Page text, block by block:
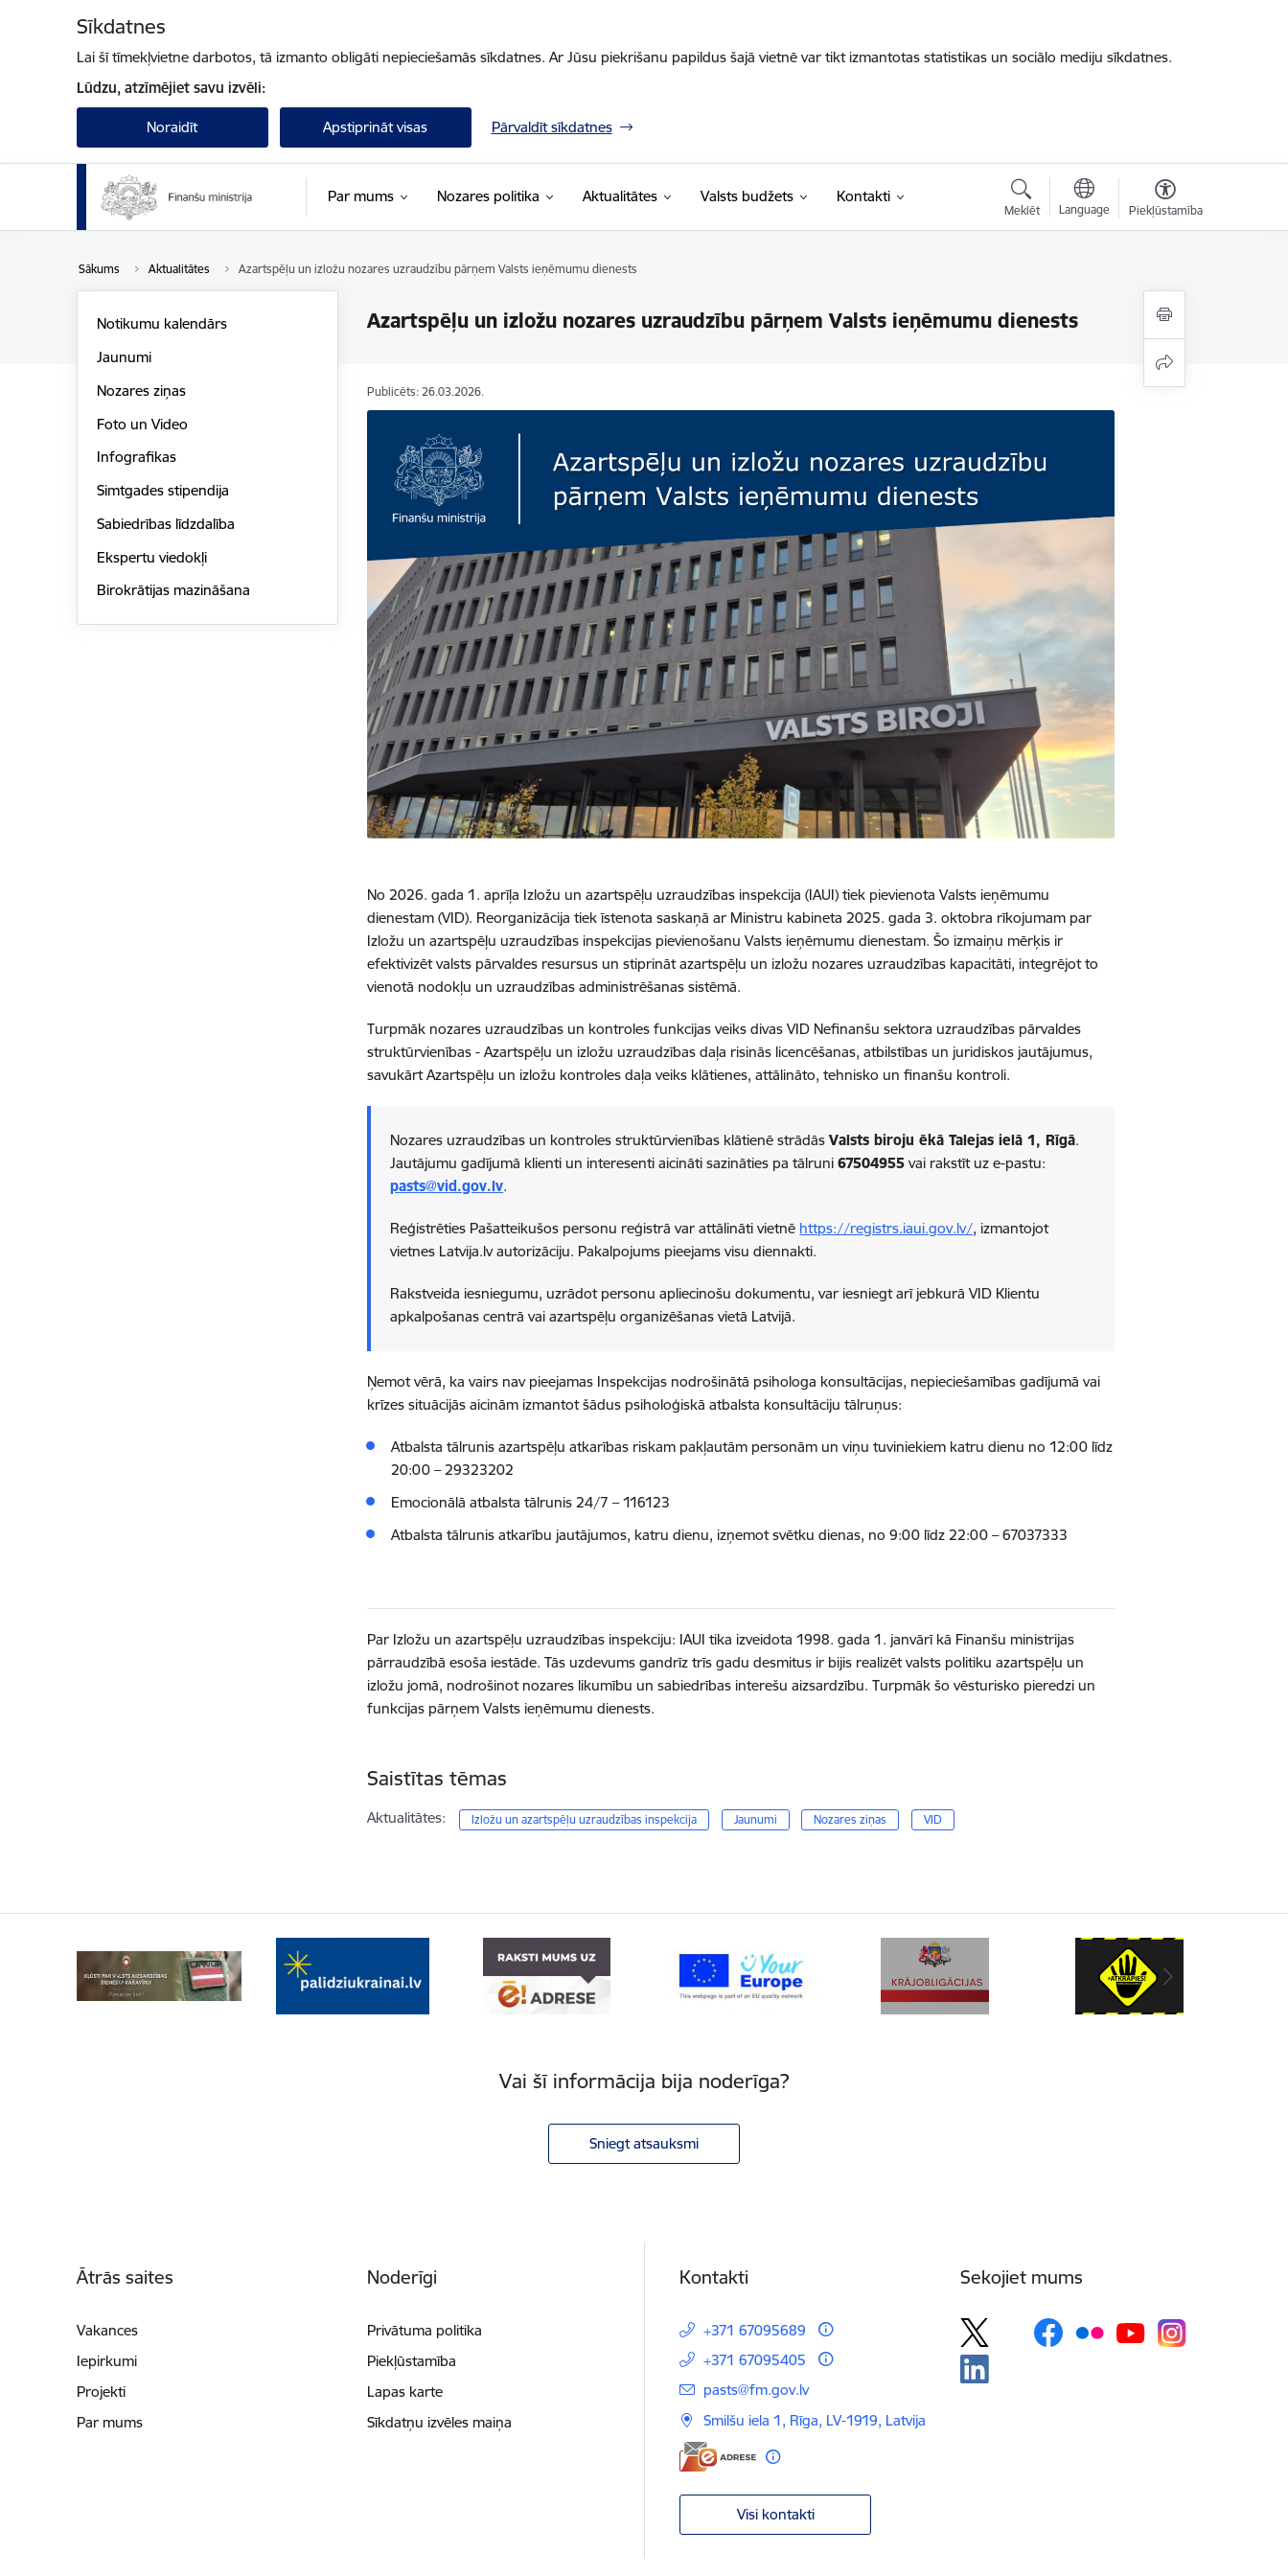
Sīkdatnes
Lai šī tīmekļvietne darbotos, tā izmanto obligāti nepieciešamās sīkdatnes. Ar Jūsu piekrišanu papildus šajā vietnē var tikt izmantotas statistikas un sociālo mediju sīkdatnes.
Lūdzu, atzīmējiet savu izvēli:
Noraidīt Apstiprināt visas Pārvaldīt sīkdatnes
Par mums Nozares politika Aktualitātes Valsts budžets Kontakti
Meklēt Language Piekļūstamība
Sākums Aktualitātes Azartspēļu un izložu nozares uzraudzību pārņem Valsts ieņēmumu dienests
Azartspēļu un izložu nozares uzraudzību pārņem Valsts ieņēmumu dienests
Notikumu kalendārs
Jaunumi
Nozares ziņas
Foto un Video
Infografikas
Simtgades stipendija
Sabiedrības līdzdalība
Ekspertu viedokļi
Birokrātijas mazināšana
Publicēts: 26.03.2026.
No 2026. gada 1. aprīļa Izložu un azartspēļu uzraudzības inspekcija (IAUI) tiek pievienota Valsts ieņēmumu
dienestam (VID). Reorganizācija tiek īstenota saskaņā ar Ministru kabineta 2025. gada 3. oktobra rīkojumam par
Izložu un azartspēļu uzraudzības inspekcijas pievienošanu Valsts ieņēmumu dienestam. Šo izmaiņu mērķis ir
efektivizēt valsts pārvaldes resursus un stiprināt azartspēļu un izložu nozares uzraudzības kapacitāti, integrējot to
vienotā nodokļu un uzraudzības administrēšanas sistēmā.
Turpmāk nozares uzraudzības un kontroles funkcijas veiks divas VID Nefinanšu sektora uzraudzības pārvaldes
struktūrvienības - Azartspēļu un izložu uzraudzības daļa risinās licencēšanas, atbilstības un juridiskos jautājumus,
savukārt Azartspēļu un izložu kontroles daļa veiks klātienes, attālināto, tehnisko un finanšu kontroli.
Nozares uzraudzības un kontroles struktūrvienības klātienē strādāsValsts biroju ēkā Talejas ielā 1, Rīgā.
Jautājumu gadījumā klienti un interesenti aicināti sazināties pa tālruni67504955 vai rakstīt uz e-pastu:
pasts@vid.gov.lv.
Reģistrēties Pašatteikušos personu reģistrā var attālināti vietnē https://registrs.iaui.gov.lv/, izmantojot
vietnes Latvija.lv autorizāciju. Pakalpojums pieejams visu diennakti.
Rakstveida iesniegumu, uzrādot personu apliecinošu dokumentu, var iesniegt arī jebkurā VID Klientu
apkalpošanas centrā vai azartspēļu organizēšanas vietā Latvijā.
Ņemot vērā, ka vairs nav pieejamas Inspekcijas nodrošinātā psihologa konsultācijas, nepieciešamības gadījumā vai
krīzes situācijās aicinām izmantot šādus psiholoģiskā atbalsta konsultāciju tālruņus:
Atbalsta tālrunis azartspēļu atkarības riskam pakļautām personām un viņu tuviniekiem katru dienu no 12:00 līdz
20:00 – 29323202
Emocionālā atbalsta tālrunis 24/7 – 116123
Atbalsta tālrunis atkarību jautājumos, katru dienu, izņemot svētku dienas, no 9:00 līdz 22:00 – 67037333
Par Izložu un azartspēļu uzraudzības inspekciju: IAUI tika izveidota 1998. gada 1. janvārī kā Finanšu ministrijas
pārraudzībā esoša iestāde. Tās uzdevums gandrīz trīs gadu desmitus ir bijis realizēt valsts politiku azartspēļu un
izložu jomā, nodrošinot nozares likumību un sabiedrības interešu aizsardzību. Turpmāk šo vēsturisko pieredzi un
funkcijas pārņem Valsts ieņēmumu dienests.
Saistītas tēmas
Aktualitātes: Izložu un azartspēļu uzraudzības inspekcija Jaunumi Nozares ziņas VID
Vai šī informācija bija noderīga?
Sniegt atsauksmi
Ātrās saites
Vakances
Iepirkumi
Projekti
Par mums
Noderīgi
Privātuma politika
Piekļūstamība
Lapas karte
Sīkdatņu izvēles maiņa
Kontakti
+371 67095689
+371 67095405
E-pasts:
pasts@fm.gov.lv
Smilšu iela 1, Rīga, LV-1919, Latvija
Visi kontakti
Sekojiet mums